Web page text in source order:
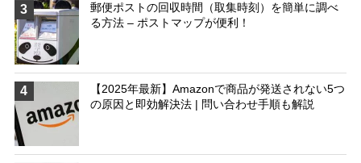
3
郵便ポストの回収時間（取集時刻）を簡単に調べ
る方法 – ポストマップが便利！
4
【2025年最新】Amazonで商品が発送されない5つ
の原因と即効解決法 | 問い合わせ手順も解説